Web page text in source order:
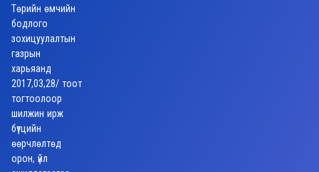
Төрийн өмчийн
бодлого
зохицуулалтын
газрын
харьяанд
2017,03,28/ тоот
тогтоолоор
шилжин ирж
бүтцийн
өөрчлөлтөд
орон, үйл